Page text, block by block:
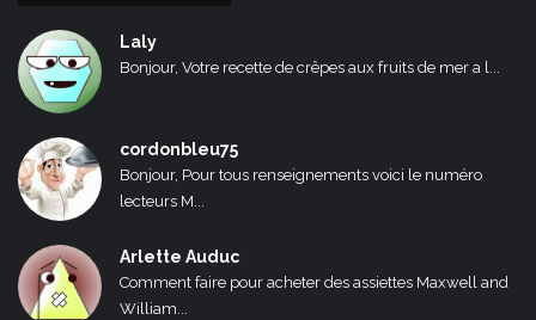
Laly
Bonjour, Votre recette de crêpes aux fruits de mer a l...
cordonbleu75
Bonjour, Pour tous renseignements voici le numéro
lecteurs M...
Arlette Auduc
Comment faire pour acheter des assiettes Maxwell and
William...